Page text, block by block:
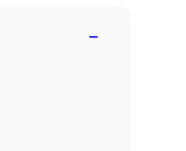
−